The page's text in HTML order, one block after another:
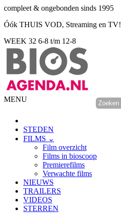
compleet & ongebonden sinds 1995
Óók THUIS VOD, Streaming en TV!
WEEK 32 6-8 t/m 12-8
MENU
STEDEN
FILMS ⌄
Film overzicht
Films in bioscoop
Premierefilms
Verwachte films
NIEUWS
TRAILERS
VIDEOS
STERREN